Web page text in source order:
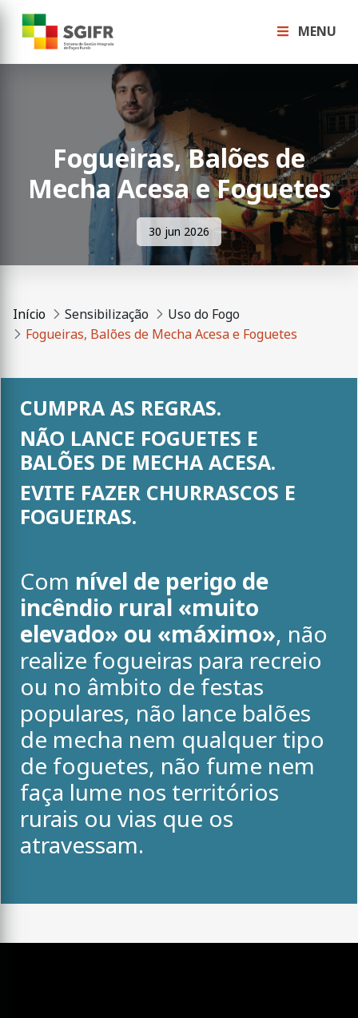
MENU
Fogueiras, Balões de
Mecha Acesa e Foguetes
30 jun 2026
Início Sensibilização
Uso do Fogo
Fogueiras, Balões de Mecha Acesa e Foguetes
CUMPRA AS REGRAS.
NÃO LANCE FOGUETES E
BALÕES DE MECHA ACESA.
EVITE FAZER CHURRASCOS E
FOGUEIRAS.
Com nível de perigo de
incêndio rural «muito
elevado» ou «máximo», não
realize fogueiras para recreio
ou no âmbito de festas
populares, não lance balões
de mecha nem qualquer tipo
de foguetes, não fume nem
faça lume nos territórios
rurais ou vias que os
atravessam.